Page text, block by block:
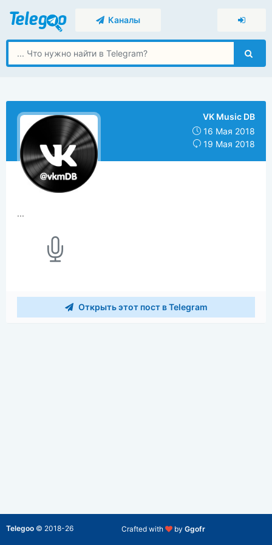
Каналы
VK Music DB
16 Мая 2018
19 Мая 2018
...
Открыть этот пост в Telegram
Crafted with by Ggofr
Telegoo © 2018-26